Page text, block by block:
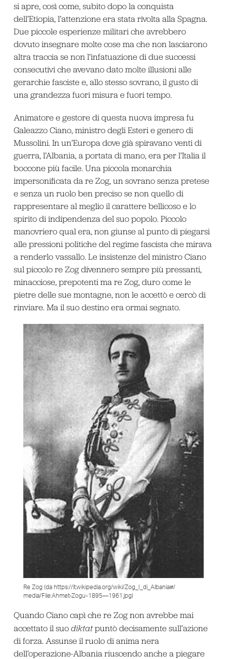
si apre, così come, subito dopo la conquista
dell’Etiopia, l’attenzione era stata rivolta alla Spagna.
Due piccole esperienze militari che avrebbero
dovuto insegnare molte cose ma che non lasciarono
altra traccia se non l’infatuazione di due successi
consecutivi che avevano dato molte illusioni alle
gerarchie fasciste e, allo stesso sovrano, il gusto di
una grandezza fuori misura e fuori tempo.
Animatore e gestore di questa nuova impresa fu
Galeazzo Ciano, ministro degli Esteri e genero di
Mussolini. In un’Europa dove già spiravano venti di
guerra, l’Albania, a portata di mano, era per l’Italia il
boccone più facile. Una piccola monarchia
impersonificata da re Zog, un sovrano senza pretese
e senza un ruolo ben preciso se non quello di
rappresentare al meglio il carattere bellicoso e lo
spirito di indipendenza del suo popolo. Piccolo
manovriero qual era, non giunse al punto di piegarsi
alle pressioni politiche del regime fascista che mirava
a renderlo vassallo. Le insistenze del ministro Ciano
sul piccolo re Zog divennero sempre più pressanti,
minacciose, prepotenti ma re Zog, duro come le
pietre delle sue montagne, non le accettò e cercò di
rinviare. Ma il suo destino era ormai segnato.
Re Zog (da https://it.wikipedia.org/wiki/Zog_I_di_Albania#/
media/File:Ahmet-Zogu-1895—1961.jpg)
Quando Ciano capì che re Zog non avrebbe mai
accettato il suo diktatpuntò decisamente sull’azione
di forza. Assunse il ruolo di anima nera
dell’operazione-Albania riuscendo anche a piegare